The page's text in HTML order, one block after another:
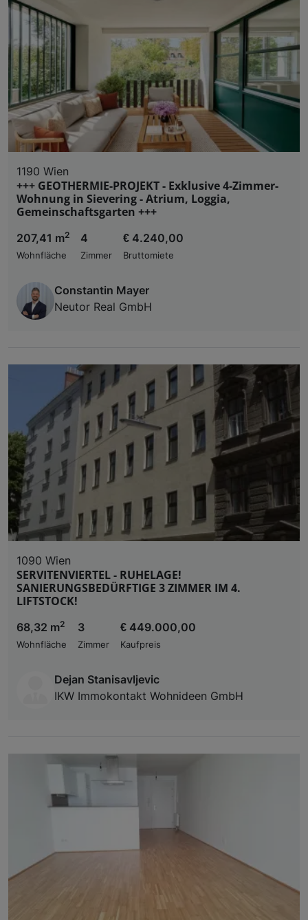
1190 Wien
+++ GEOTHERMIE-PROJEKT - Exklusive 4-Zimmer-
Wohnung in Sievering - Atrium, Loggia,
Gemeinschaftsgarten +++
207,41 m2
Wohnfläche
4
Zimmer
€ 4.240,00
Bruttomiete
Constantin Mayer
Neutor Real GmbH
1090 Wien
SERVITENVIERTEL - RUHELAGE!
SANIERUNGSBEDÜRFTIGE 3 ZIMMER IM 4.
LIFTSTOCK!
68,32 m2
Wohnfläche
3
Zimmer
€ 449.000,00
Kaufpreis
Dejan Stanisavljevic
IKW Immokontakt Wohnideen GmbH